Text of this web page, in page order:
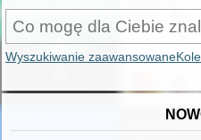
Wyszukiwanie zaawansowane